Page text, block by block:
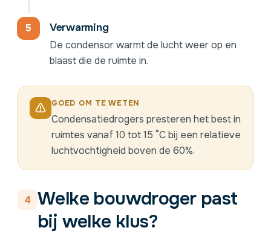
Verwarming
De condensor warmt de lucht weer op en
blaast die de ruimte in.
GOED OM TE WETEN
Condensatiedrogers presteren het best in
ruimtes vanaf 10 tot 15 °C bij een relatieve
luchtvochtigheid boven de 60%.
4 Welke bouwdroger past
bij welke klus?